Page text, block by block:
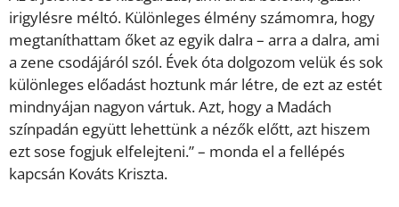
irigylésre méltó. Különleges élmény számomra, hogy
megtaníthattam őket az egyik dalra – arra a dalra, ami
a zene csodájáról szól. Évek óta dolgozom velük és sok
különleges előadást hoztunk már létre, de ezt az estét
mindnyájan nagyon vártuk. Azt, hogy a Madách
színpadán együtt lehettünk a nézők előtt, azt hiszem
ezt sose fogjuk elfelejteni.” – monda el a fellépés
kapcsán Kováts Kriszta.